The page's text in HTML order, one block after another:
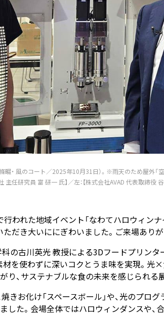
・ 風のコート／2025年10月31日）。※雨天のため屋外「
主任研究員 富 研一 氏】／左：【株式会社AVAD 代表取締役
われた地域イベント「なわてハロウィンナ
だき大いににぎわいました。ご来場あり
の古川英光 教授による3Dフードプリン
を使わずに深いコクとうま味を実現。光
り、サステナブルな食の未来を感じられる
きお化け「スペースボール」や、光のプ
した。会場全体ではハロウィンダンスや